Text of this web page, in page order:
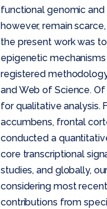
functional genomic
however, remain
the present work was
epigenetic
registered
and Web of Science.
for qualitative analysis.
accumbens, frontal
conducted a
core transcriptional
studies, and globally,
considering most
contributions from